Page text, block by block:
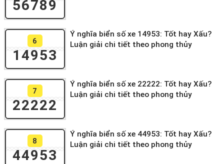
56789
6
14953
Ý nghĩa biển số xe 14953: Tốt hay Xấu?
Luận giải chi tiết theo phong thủy
7
22222
Ý nghĩa biển số xe 22222: Tốt hay Xấu?
Luận giải chi tiết theo phong thủy
8
44953
Ý nghĩa biển số xe 44953: Tốt hay Xấu?
Luận giải chi tiết theo phong thủy